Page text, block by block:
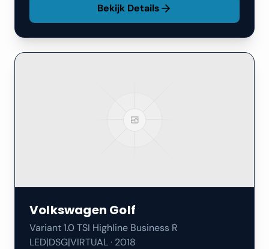
Bekijk Details
Volkswagen Golf
Variant 1.0 TSI Highline Business R
LED|DSG|VIRTUAL· 2018